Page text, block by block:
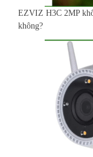
EZVIZ H3C 2MP
không?